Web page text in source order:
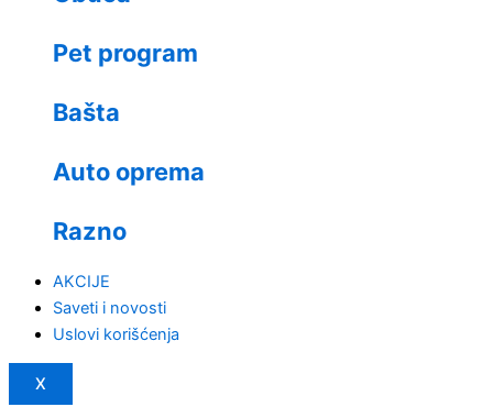
Pet program
Bašta
Auto oprema
Razno
AKCIJE
Saveti i novosti
Uslovi korišćenja
X